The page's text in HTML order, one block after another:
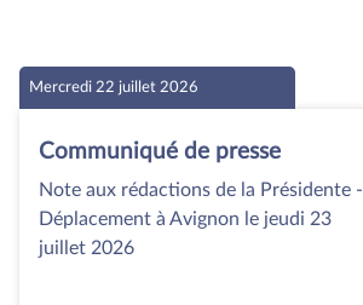
Mercredi 22 juillet 2026
Communiqué de presse
Note aux rédactions de la Présidente -
Déplacement à Avignon le jeudi 23
juillet 2026